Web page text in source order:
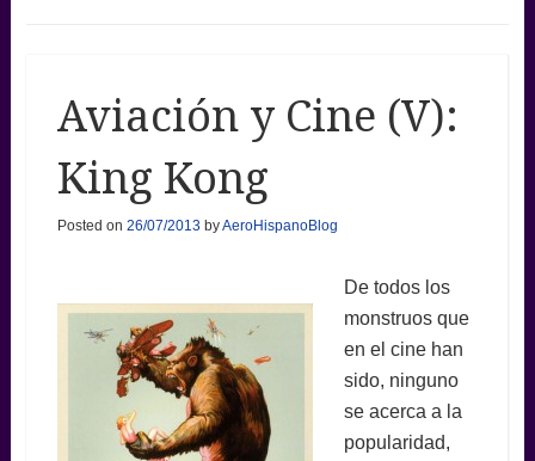
Aviación y Cine (V):
King Kong
Posted on 26/07/2013 byAeroHispanoBlog
De todos los
monstruos que
en el cine han
sido, ninguno
se acerca a la
popularidad,